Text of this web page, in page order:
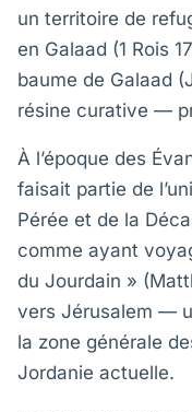
un territoire de
en Galaad (1 Rois
baume de Galaad
résine curative —
À l’époque des
faisait partie de
Pérée et de la
comme ayant
du Jourdain »
vers Jérusalem —
la zone générale
Jordanie actuelle.